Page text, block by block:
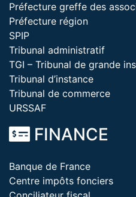
Préfecture greffe des
Préfecture région
SPIP
Tribunal administratif
TGI – Tribunal de grande
Tribunal d’instance
Tribunal de commerce
URSSAF
FINANCE
Banque de France
Centre impôts fonciers